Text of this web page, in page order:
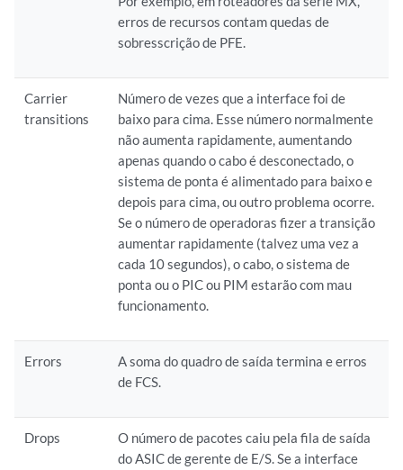
erros de recursos contam quedas de
sobresscrição de PFE.
Carrier
transitions
Número de vezes que a interface foi de
baixo para cima. Esse número normalmente
não aumenta rapidamente, aumentando
apenas quando o cabo é desconectado, o
sistema de ponta é alimentado para baixo e
depois para cima, ou outro problema ocorre.
Se o número de operadoras fizer a transição
aumentar rapidamente (talvez uma vez a
cada 10 segundos), o cabo, o sistema de
ponta ou o PIC ou PIM estarão com mau
funcionamento.
Errors
A soma do quadro de saída termina e erros
de FCS.
Drops
O número de pacotes caiu pela fila de saída
do ASIC de gerente de E/S. Se a interface